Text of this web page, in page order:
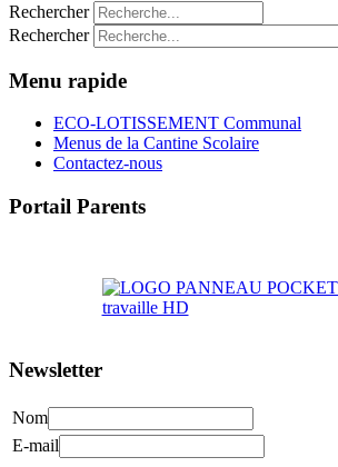
Rechercher
Rechercher
Menu rapide
ECO-LOTISSEMENT Communal
Menus de la Cantine Scolaire
Contactez-nous
Portail Parents
Newsletter
Nom
E-mail